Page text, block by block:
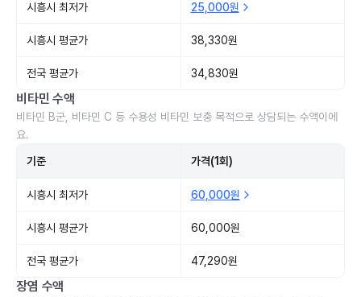
시흥시 최저가 25,000원
시흥시 평균가 38,330원
전국 평균가 34,830원
비타민 수액
비타민 B군, 비타민 C 등 수용성 비타민 보충 목적으로 상담되는 수액이에
요.
기준 가격(1회)
시흥시 최저가 60,000원
시흥시 평균가 60,000원
전국 평균가 47,290원
장염 수액